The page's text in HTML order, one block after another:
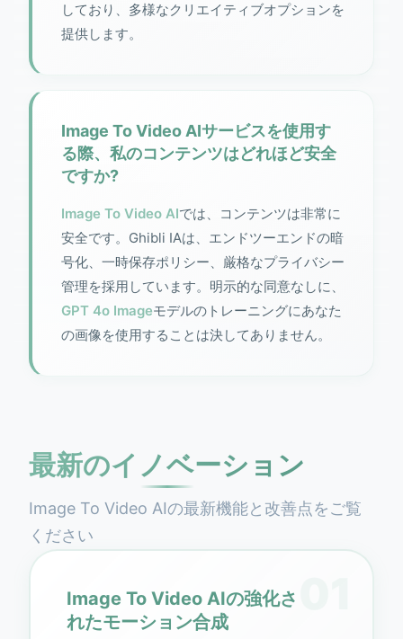
しており、多様なクリエイティブオプションを
提供します。
Image To Video AIサービスを使用す
る際、私のコンテンツはどれほど安全
ですか?
Image To Video AIでは、コンテンツは非常に
安全です。Ghibli IAは、エンドツーエンドの暗
号化、一時保存ポリシー、厳格なプライバシー
管理を採用しています。明示的な同意なしに、
GPT 4o Imageモデルのトレーニングにあなた
の画像を使用することは決してありません。
最新のイノベーション
Image To Video AIの最新機能と改善点をご覧
ください
Image To Video AIの強化さ
れたモーション合成